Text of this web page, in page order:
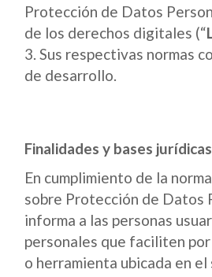
Protección de Datos
de los derechos digitales (“
Sus respectivas normas
de desarrollo.
Finalidades y bases
En cumplimiento de la
sobre Protección de Datos
informa a las personas
personales que faciliten
o herramienta ubicada en